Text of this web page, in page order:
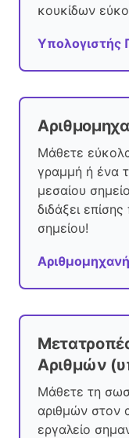
κουκίδων
Υπολογιστής
Μάθετε
γραμμή ή ένα
μεσαίου
διδάξει
σημείου!
Αριθμών
Μάθετε τη
αριθμών στον
εργαλείο